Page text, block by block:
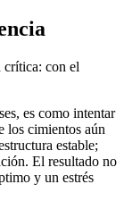
crítica: con el
es como intentar
los cimientos aún
estable;
El resultado no
y un estrés